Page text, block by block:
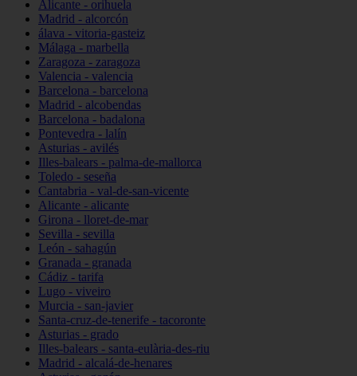
Alicante - orihuela
Madrid - alcorcón
álava - vitoria-gasteiz
Málaga - marbella
Zaragoza - zaragoza
Valencia - valencia
Barcelona - barcelona
Madrid - alcobendas
Barcelona - badalona
Pontevedra - lalín
Asturias - avilés
Illes-balears - palma-de-mallorca
Toledo - seseña
Cantabria - val-de-san-vicente
Alicante - alicante
Girona - lloret-de-mar
Sevilla - sevilla
León - sahagún
Granada - granada
Cádiz - tarifa
Lugo - viveiro
Murcia - san-javier
Santa-cruz-de-tenerife - tacoronte
Asturias - grado
Illes-balears - santa-eulària-des-riu
Madrid - alcalá-de-henares